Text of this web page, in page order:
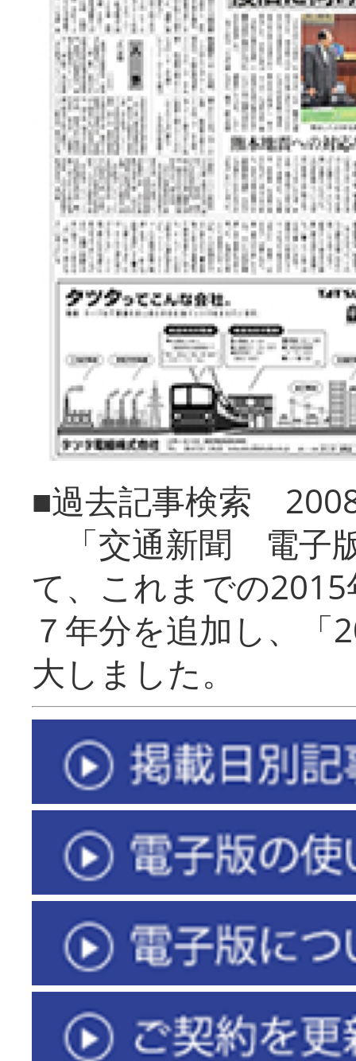
■過去記事検索
「交通新聞 電子
て、これまでの
７年分を追加し、「
大しまし